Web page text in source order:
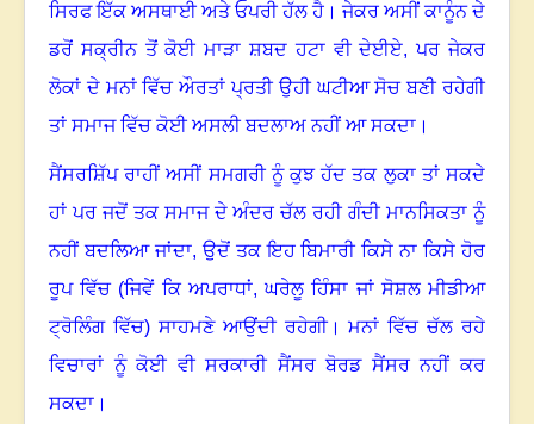
ਸਿਰਫ ਇੱਕ ਅਸਥਾਈ ਅਤੇ ਓਪਰੀ ਹੱਲ ਹੈ। ਜੇਕਰ ਅਸੀਂ ਕਾਨੂੰਨ ਦੇ
ਡਰੋਂ ਸਕ੍ਰੀਨ ਤੋਂ ਕੋਈ ਮਾੜਾ ਸ਼ਬਦ ਹਟਾ ਵੀ ਦੇਈਏ,ਪਰ ਜੇਕਰ
ਲੋਕਾਂ ਦੇ ਮਨਾਂ ਵਿੱਚ ਔਰਤਾਂ ਪ੍ਰਤੀ ਉਹੀ ਘਟੀਆ ਸੋਚ ਬਣੀ ਰਹੇਗੀ
ਤਾਂ ਸਮਾਜ ਵਿੱਚ ਕੋਈ ਅਸਲੀ ਬਦਲਾਅ ਨਹੀਂ ਆ ਸਕਦਾ।
ਸੈਂਸਰਸ਼ਿੱਪ ਰਾਹੀਂ ਅਸੀਂ ਸਮਗਰੀ ਨੂੰ ਕੁਝ ਹੱਦ ਤਕ ਲੁਕਾ ਤਾਂ ਸਕਦੇ
ਹਾਂ ਪਰ ਜਦੋਂ ਤਕ ਸਮਾਜ ਦੇ ਅੰਦਰ ਚੱਲ ਰਹੀ ਗੰਦੀ ਮਾਨਸਿਕਤਾ ਨੂੰ
ਨਹੀਂ ਬਦਲਿਆ ਜਾਂਦਾ, ਉਦੋਂ ਤਕ ਇਹ ਬਿਮਾਰੀ ਕਿਸੇ ਨਾ ਕਿਸੇ ਹੋਰ
ਰੂਪ ਵਿੱਚ (ਜਿਵੇਂ ਕਿ ਅਪਰਾਧਾਂ,ਘਰੇਲੂ ਹਿੰਸਾ ਜਾਂ ਸੋਸ਼ਲ ਮੀਡੀਆ
ਟ੍ਰੋਲਿੰਗ ਵਿੱਚ) ਸਾਹਮਣੇ ਆਉਂਦੀ ਰਹੇਗੀ। ਮਨਾਂ ਵਿੱਚ ਚੱਲ ਰਹੇ
ਵਿਚਾਰਾਂ ਨੂੰ ਕੋਈ ਵੀ ਸਰਕਾਰੀ ਸੈਂਸਰ ਬੋਰਡ ਸੈਂਸਰ ਨਹੀਂ ਕਰ
ਸਕਦਾ।